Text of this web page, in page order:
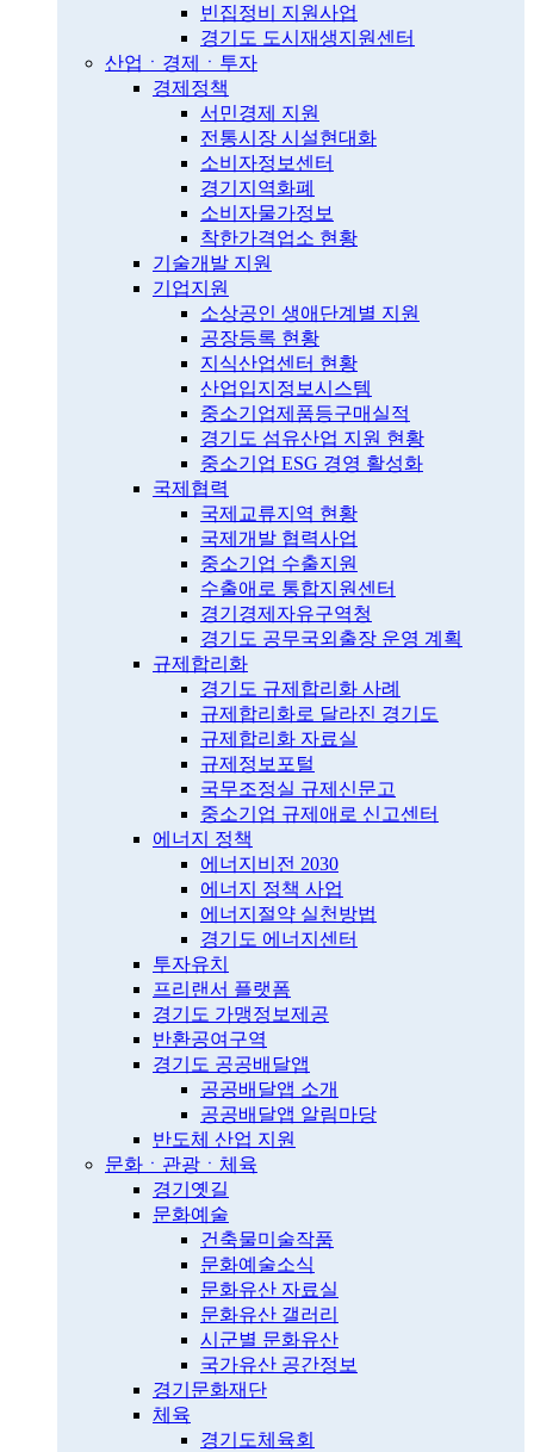
빈집정비 지원사업
경기도 도시재생지원센터
산업ㆍ경제ㆍ투자
경제정책
서민경제 지원
전통시장 시설현대화
소비자정보센터
경기지역화폐
소비자물가정보
착한가격업소 현황
기술개발 지원
기업지원
소상공인 생애단계별 지원
공장등록 현황
지식산업센터 현황
산업입지정보시스템
중소기업제품등구매실적
경기도 섬유산업 지원 현황
중소기업 ESG 경영 활성화
국제협력
국제교류지역 현황
국제개발 협력사업
중소기업 수출지원
수출애로 통합지원센터
경기경제자유구역청
경기도 공무국외출장 운영 계획
규제합리화
경기도 규제합리화 사례
규제합리화로 달라진 경기도
규제합리화 자료실
규제정보포털
국무조정실 규제신문고
중소기업 규제애로 신고센터
에너지 정책
에너지비전 2030
에너지 정책 사업
에너지절약 실천방법
경기도 에너지센터
투자유치
프리랜서 플랫폼
경기도 가맹정보제공
반환공여구역
경기도 공공배달앱
공공배달앱 소개
공공배달앱 알림마당
반도체 산업 지원
문화ㆍ관광ㆍ체육
경기옛길
문화예술
건축물미술작품
문화예술소식
문화유산 자료실
문화유산 갤러리
시군별 문화유산
국가유산 공간정보
경기문화재단
체육
경기도체육회